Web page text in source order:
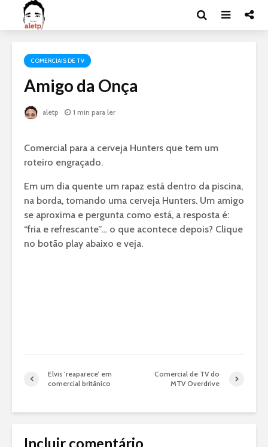
COMERCIAIS DE TV
Amigo da Onça
aletp 1 min para ler
Comercial para a cerveja Hunters que tem um
roteiro engraçado.
Em um dia quente um rapaz está dentro da piscina,
na borda, tomando uma cerveja Hunters. Um amigo
se aproxima e pergunta como está, a resposta é:
“fria e refrescante”… o que acontece depois? Clique
no botão play abaixo e veja.
Elvis ‘reaparece’ em
comercial britânico
Comercial de TV do
MTV Overdrive
Incluir comentário